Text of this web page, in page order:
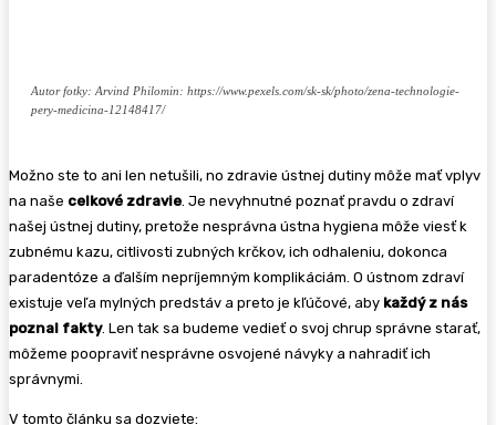
Autor fotky: Arvind Philomin: https://www.pexels.com/sk-sk/photo/zena-technologie-
pery-medicina-12148417/
Možno ste to ani len netušili, no zdravie ústnej dutiny môže mať vplyv
na naše celkové zdravie. Je nevyhnutné poznať pravdu o zdraví
našej ústnej dutiny, pretože nesprávna ústna hygiena môže viesť k
zubnému kazu, citlivosti zubných krčkov, ich odhaleniu, dokonca
paradentóze a ďalším nepríjemným komplikáciám. O ústnom zdraví
existuje veľa mylných predstáv a preto je kľúčové, aby každý z nás
poznal fakty. Len tak sa budeme vedieť o svoj chrup správne starať,
môžeme poopraviť nesprávne osvojené návyky a nahradiť ich
správnymi.
V tomto článku sa dozviete: